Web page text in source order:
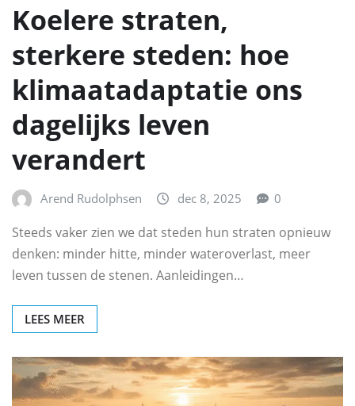
Koelere straten,
sterkere steden: hoe
klimaatadaptatie ons
dagelijks leven
verandert
Arend Rudolphsen dec 8, 2025 0
Steeds vaker zien we dat steden hun straten opnieuw
denken: minder hitte, minder wateroverlast, meer
leven tussen de stenen. Aanleidingen…
LEES MEER